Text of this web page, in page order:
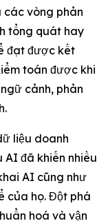
các vòng phản
tổng quát hay
đạt được kết
toán được khi
cảnh, phản
liệu doanh
AI đã khiến nhiều
AI cũng như
của họ. Đột phá
hoá và vận